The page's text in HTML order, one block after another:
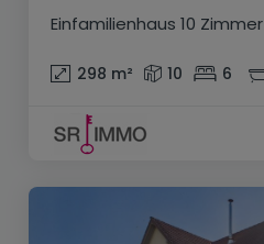
Einfamilienhaus 10 Zimmer
298 m² 10 6